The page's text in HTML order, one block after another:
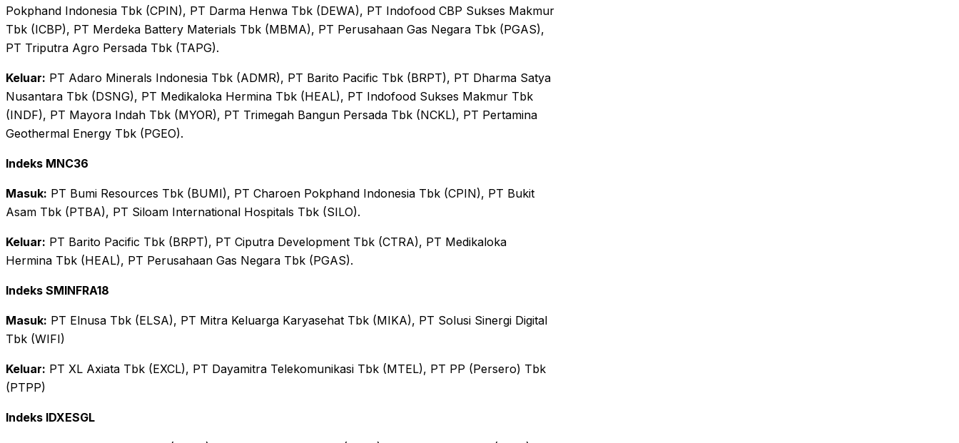
Pokphand Indonesia Tbk (CPIN), PT Darma Henwa Tbk (DEWA), PT Indofood CBP Sukses Makmur
Tbk (ICBP), PT Merdeka Battery Materials Tbk (MBMA), PT Perusahaan Gas Negara Tbk (PGAS),
PT Triputra Agro Persada Tbk (TAPG).
Keluar: PT Adaro Minerals Indonesia Tbk (ADMR), PT Barito Pacific Tbk (BRPT), PT Dharma Satya
Nusantara Tbk (DSNG), PT Medikaloka Hermina Tbk (HEAL), PT Indofood Sukses Makmur Tbk
(INDF), PT Mayora Indah Tbk (MYOR), PT Trimegah Bangun Persada Tbk (NCKL), PT Pertamina
Geothermal Energy Tbk (PGEO).
Indeks MNC36
Masuk: PT Bumi Resources Tbk (BUMI), PT Charoen Pokphand Indonesia Tbk (CPIN), PT Bukit
Asam Tbk (PTBA), PT Siloam International Hospitals Tbk (SILO).
Keluar: PT Barito Pacific Tbk (BRPT), PT Ciputra Development Tbk (CTRA), PT Medikaloka
Hermina Tbk (HEAL), PT Perusahaan Gas Negara Tbk (PGAS).
Indeks SMINFRA18
Masuk: PT Elnusa Tbk (ELSA), PT Mitra Keluarga Karyasehat Tbk (MIKA), PT Solusi Sinergi Digital
Tbk (WIFI)
Keluar: PT XL Axiata Tbk (EXCL), PT Dayamitra Telekomunikasi Tbk (MTEL), PT PP (Persero) Tbk
(PTPP)
Indeks IDXESGL